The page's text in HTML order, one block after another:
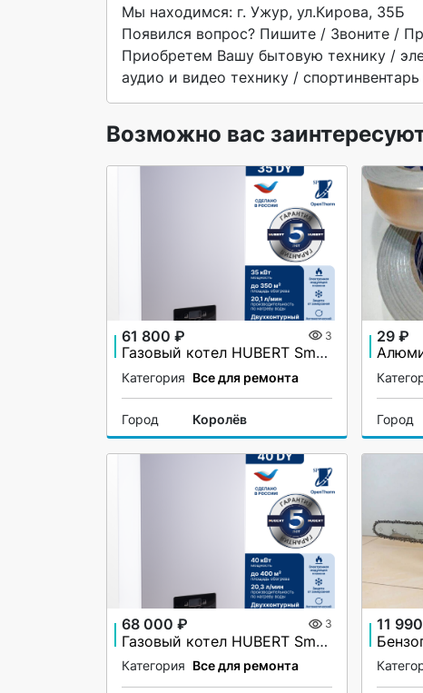
Мы находимся: г. Ужур, ул.Кирова, 35Б
Появился вопрос? Пишите / Звоните /
Приобретем Вашу бытовую технику /
аудио и видео технику /
Возможно вас
61 800 ₽ 3
Газовый котел HUBERT Smart AGB 35DY настенный двухконтурный
Категория Все для ремонта
Город Королёв
29 ₽
Город
68 000 ₽ 3
Газовый котел HUBERT Smart AGB 40DY настенный двухконтурный
Категория Все для ремонта
11